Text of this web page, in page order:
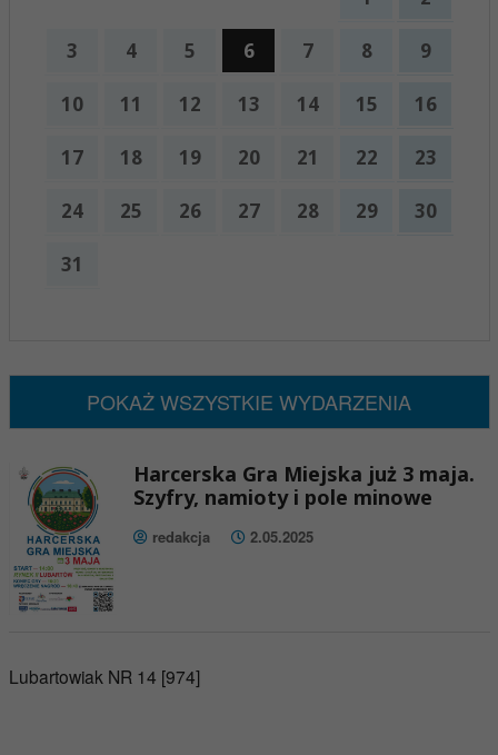
3 4 5 6 7 8 9
10 11 12 13 14 15 16
17 18 19 20 21 22 23
24 25 26 27 28 29 30
31
POKAŻ WSZYSTKIE WYDARZENIA
Harcerska Gra Miejska już 3 maja.
Szyfry, namioty i pole minowe
redakcja 2.05.2025
Lubartowiak NR 14 [974]